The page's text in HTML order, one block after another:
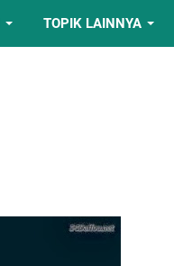
TOPIK LAINNYA